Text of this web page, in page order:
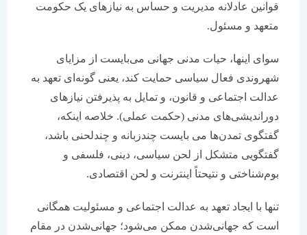
قوانین عادلانه مدیریت و حساس به نیازهای یک حکومت
متعهد و مسئول.
سوای اینها، حیات مدنی جهانی می‌بایست از مزایای
شهروندی فعال سیاسی حمایت کند، یعنی گونه‌ای تعهد به
عدالت اجتماعی و قانون، و تمایل به پذیرفتن نیازهای
دوراندیشی‌های مدنی (حکمت عملی). خلاصه اینکه،
گفتگوی تمدن‌ها می بایست چندزبانه و چندلحنی باشد،
گفتگویی متشکل از لحن سیاسی، دینی، فلسفی و
بوم‌شناختی و نتیحتاً اینترنت و لحن اقتصادی.
تنها با ایجاد تعهد به عدالت اجتماعی و مسئولیت همگانی
است که جهانی‌شدن ممکن می‌شود؛ جهانی‌شدن در مقام